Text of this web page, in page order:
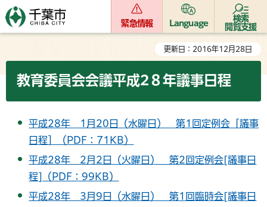
緊急情報 Language
検索
閲覧支援
更新日：2016年12月28日
教育委員会会議平成2８年議事日程
平成28年 1月20日（水曜日） 第1回定例会［議事
日程］（PDF：71KB）
平成28年 2月2日（火曜日） 第2回定例会[議事日
程]（PDF：99KB）
平成28年 3月9日（水曜日） 第1回臨時会[議事日